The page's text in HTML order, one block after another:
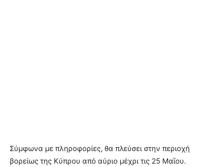
Σύμφωνα με πληροφορίες, θα πλεύσει στην περιοχή
βορείως της Κύπρου από αύριο μέχρι τις 25 Μαΐου.